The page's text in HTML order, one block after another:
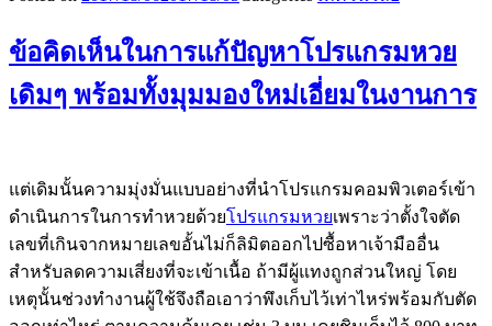
ข้อคิดเห็นในการแก้ปัญหาโปรแกรมหวย
เดิมๆ พร้อมทั้งมุมมองใหม่เอี่ยมในงานการ
แต่เดิมนั้นความมุ่งมั่นแบบอย่างที่นำโปรแกรมคอมพิวเตอร์เข้า
ดำเนินการในการทำหวยด้วยโปรแกรมหวยเพราะว่าตั้งใจตัด
เลขที่เกินจากหมายเลขอั้นไม่ก็ลิมิตออกไปซื้อหาเจ้ามืออื่น
สำหรับลดความเสี่ยงที่จะเข้าเนื้อ ถ้ามีผู้แทงถูกส่วนใหญ่ โดย
เหตุนั้นช่วงทำงานผู้ใช้จึงถือเอาว่าพึงเก็บไว้เท่าไหร่พร้อมกับตัด